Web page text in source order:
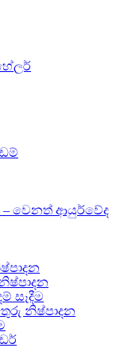
– වෙනත් ආයුර්වේද
නිෂ්පාදන
සෑදීම
නිෂ්පාදන